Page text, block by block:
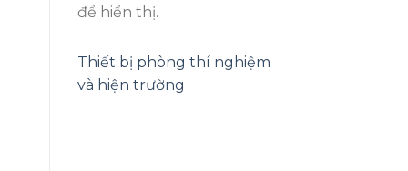
để hiển thị.
Thiết bị phòng thí nghiệm
và hiện trường